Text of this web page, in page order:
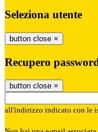
Seleziona utente
button close ×
Recupero
button close ×
all'indirizzo indicato con le